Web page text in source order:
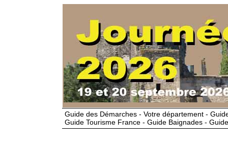
Guide des Démarches - Votre département -
Guide Tourisme France - Guide Baignades -